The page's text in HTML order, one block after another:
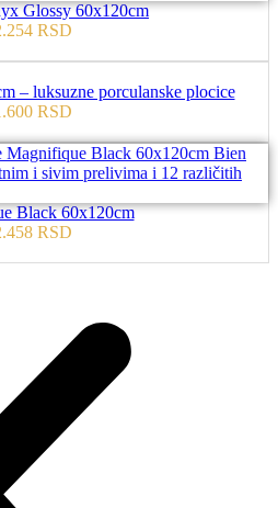
Glossy 60x120cm
RSD
– luksuzne porculanske plocice
RSD
Black 60x120cm
RSD